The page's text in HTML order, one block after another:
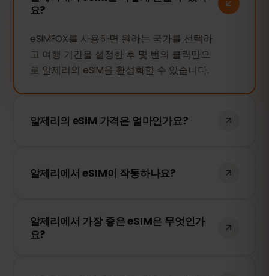
요?
eSIMFOX를 사용하면 원하는 국가를 선택하
고 여행 기간을 설정한 후 몇 번의 클릭만으
로 알제리의 eSIM을 활성화할 수 있습니다.
알제리의 eSIM 가격은 얼마인가요?
릅니다. 원하는 기간을 선택하면 가격이 즉시
알제리에서 eSIM이 작동하나요?
에서도 정상적으로 작동합니다. 저희는 최고
의 현지 네트워크 제공업체와 협력하여 안정
알제리에서 가장 좋은 eSIM은 무엇인가
요?